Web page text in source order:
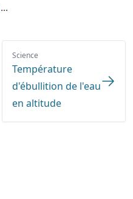
...
Science
Température
d'ébullition de l'eau
en altitude